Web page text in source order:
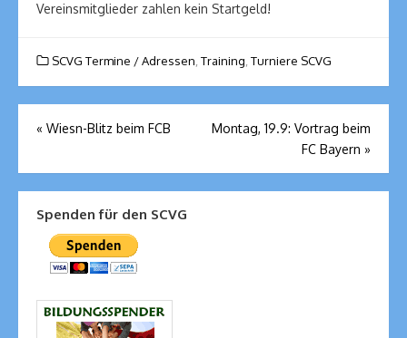
Vereinsmitglieder zahlen kein Startgeld!
SCVG Termine / Adressen Training Turniere SCVG
Beitragsnavigation
« Wiesn-Blitz beim FCB
Montag, 19.9: Vortrag beim
FC Bayern »
Spenden für den SCVG